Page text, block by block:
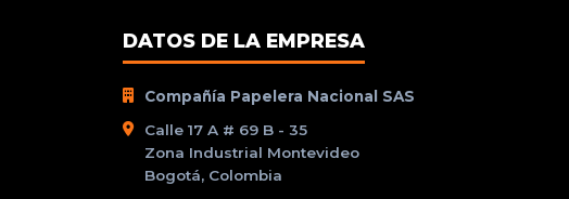
DATOS DE LA EMPRESA
Compañía Papelera Nacional SAS
Calle 17 A # 69 B - 35
Zona Industrial Montevideo
Bogotá, Colombia